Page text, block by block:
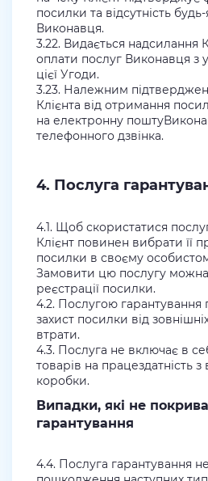
посилки та відсутність
Виконавця.
3.22. Видається надсилання
оплати послуг Виконавця з
цієї Угоди.
3.23. Належним
Клієнта від отримання
на електронну
телефонного дзвінка.
4. Послуга
4.1. Щоб скористатися
Клієнт повинен вибрати її
посилки в своєму
Замовити цю послугу
реєстрації посилки.
4.2. Послугою гарантування
захист посилки від
втрати.
4.3. Послуга не включає в
товарів на працездатність з
коробки.
Випадки, які не
гарантування
4.4. Послуга гарантування